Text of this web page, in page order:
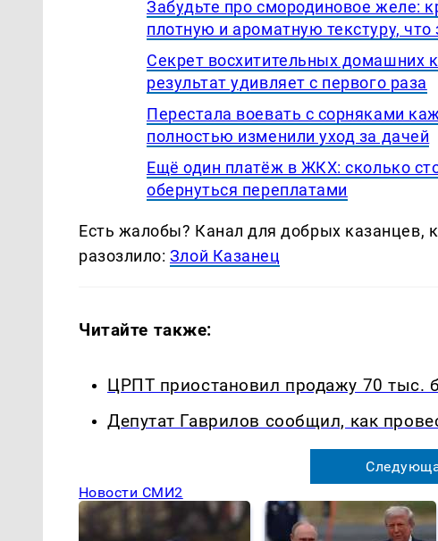
Забудьте про смородиновое желе:
плотную и ароматную текстуру,
Секрет восхитительных домашних
результат удивляет с первого раза
Перестала воевать с сорняками
полностью изменили уход за дачей
Ещё один платёж в ЖКХ: сколько
обернуться переплатами
Есть жалобы? Канал для добрых казанцев,
разозлило: Злой Казанец
Читайте также:
ЦРПТ приостановил продажу 70 тыс.
Депутат Гаврилов сообщил, как
Новости СМИ2